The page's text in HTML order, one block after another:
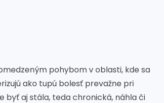
pohybom v oblasti, kde sa
ako tupú bolesť prevažne pri
byť aj stála, teda chronická, náhla či